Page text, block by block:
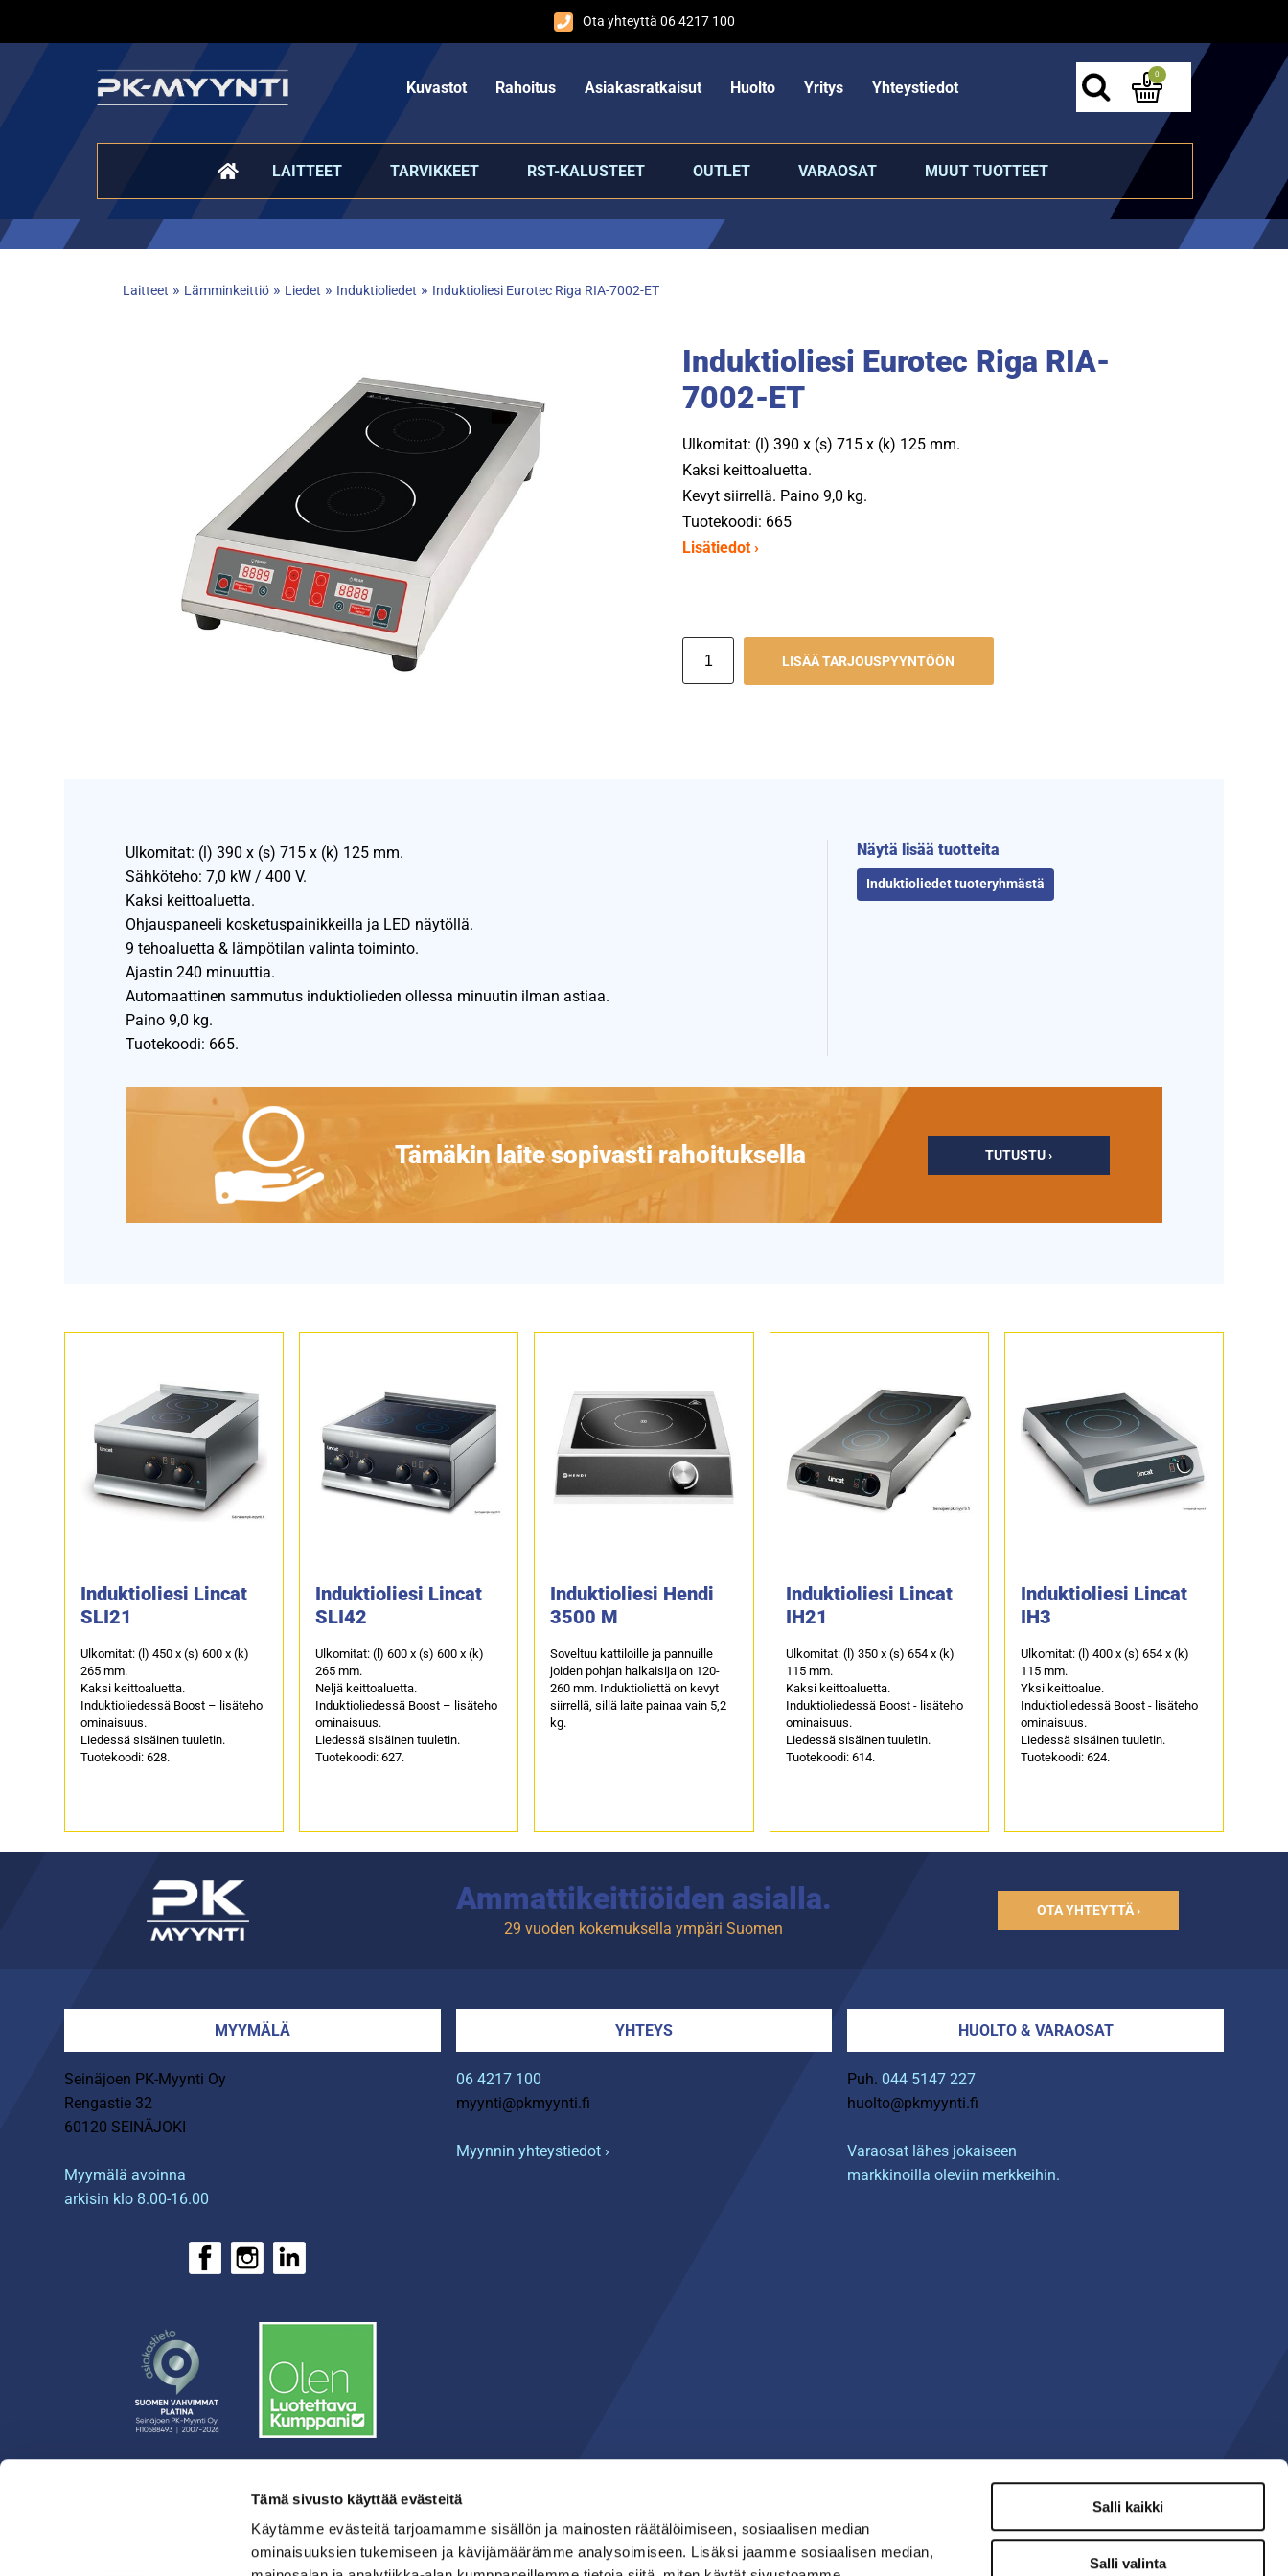
Tämä sivusto käyttää evästeitä
Käytämme evästeitä tarjoamamme sisällön ja mainosten räätälöimiseen, sosiaalisen median
ominaisuuksien tukemiseen ja kävijämäärämme analysoimiseen. Lisäksi jaamme sosiaalisen median,
Salli kaikki
Salli valinta
Ota yhteyttä 06 4217 100
Kuvastot Rahoitus Asiakasratkaisut Huolto Yritys Yhteystiedot
0
LAITTEET TARVIKKEET RST-KALUSTEET OUTLET VARAOSAT MUUT TUOTTEET
Laitteet » Lämminkeittiö» Liedet » Induktioliedet » Induktioliesi Eurotec Riga RIA-7002-ET
Induktioliesi Eurotec Riga RIA-
7002-ET
Ulkomitat: (l) 390 x (s) 715 x (k) 125 mm.
Kaksi keittoaluetta.
Kevyt siirrellä. Paino 9,0 kg.
Tuotekoodi: 665
Lisätiedot ›
LISÄÄ TARJOUSPYYNTÖÖN
Ulkomitat: (l) 390 x (s) 715 x (k) 125 mm.
Sähköteho: 7,0 kW / 400 V.
Kaksi keittoaluetta.
Ohjauspaneeli kosketuspainikkeilla ja LED näytöllä.
9 tehoaluetta & lämpötilan valinta toiminto.
Ajastin 240 minuuttia.
Automaattinen sammutus induktiolieden ollessa minuutin ilman astiaa.
Paino 9,0 kg.
Tuotekoodi: 665.
Näytä lisää tuotteita
Induktioliedet tuoteryhmästä
Tämäkin laite sopivasti rahoituksella TUTUSTU ›
Induktioliesi Lincat
SLI21
Ulkomitat: (l) 450 x (s) 600 x (k)
265 mm.
Kaksi keittoaluetta.
Induktioliedessä Boost – lisäteho
ominaisuus.
Liedessä sisäinen tuuletin.
Tuotekoodi: 628.
Induktioliesi Lincat
SLI42
Ulkomitat: (l) 600 x (s) 600 x (k)
265 mm.
Neljä keittoaluetta.
Induktioliedessä Boost – lisäteho
ominaisuus.
Liedessä sisäinen tuuletin.
Tuotekoodi: 627.
Induktioliesi Hendi
3500 M
Soveltuu kattiloille ja pannuille
joiden pohjan halkaisija on 120-
260 mm. Induktioliettä on kevyt
siirrellä, sillä laite painaa vain 5,2
kg.
Induktioliesi Lincat
IH21
Ulkomitat: (l) 350 x (s) 654 x (k)
115 mm.
Kaksi keittoaluetta.
Induktioliedessä Boost - lisäteho
ominaisuus.
Liedessä sisäinen tuuletin.
Tuotekoodi: 614.
Induktioliesi Lincat
IH3
Ulkomitat: (l) 400 x (s) 654 x (k)
115 mm.
Yksi keittoalue.
Induktioliedessä Boost - lisäteho
ominaisuus.
Liedessä sisäinen tuuletin.
Tuotekoodi: 624.
Ammattikeittiöiden asialla.
29 vuoden kokemuksella ympäri Suomen
OTA YHTEYTTÄ ›
MYYMÄLÄ
Seinäjoen PK-Myynti Oy
Rengastie 32
60120 SEINÄJOKI
Myymälä avoinna
arkisin klo 8.00-16.00
YHTEYS
06 4217 100
myynti@pkmyynti.fi
Myynnin yhteystiedot ›
HUOLTO & VARAOSAT
Puh. 044 5147 227
huolto@pkmyynti.fi
Varaosat lähes jokaiseen
markkinoilla oleviin merkkeihin.